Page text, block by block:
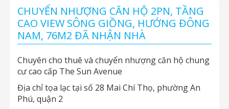
CHUYỂN NHƯỢNG CĂN HỘ 2PN, TẦNG
CAO VIEW SÔNG GIỒNG, HƯỚNG ĐÔNG
NAM, 76M2 ĐÃ NHẬN NHÀ
Chuyên cho thuê và chuyển nhượng căn hộ chung
cư cao cấp The Sun Avenue
Địa chỉ tọa lạc tại số 28 Mai Chí Thọ, phường An
Phú, quận 2